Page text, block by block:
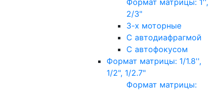
Формат матрицы: 1'',
2/3"
3-х моторные
С автодиафрагмой
С автофокусом
Формат матрицы: 1/1.8'',
1/2", 1/2.7"
Формат матрицы: